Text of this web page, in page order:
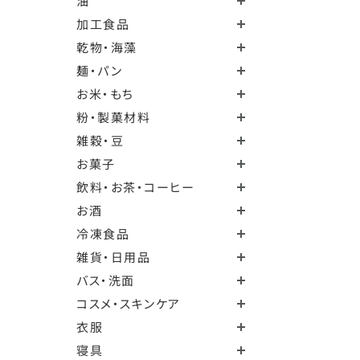
加工食品
乾物・海藻
麺・パン
お米・もち
粉・製菓材料
雑穀・豆
お菓子
飲料・お茶・コーヒー
お酒
冷凍食品
雑貨・日用品
バス・洗面
コスメ・スキンケア
衣服
寝具